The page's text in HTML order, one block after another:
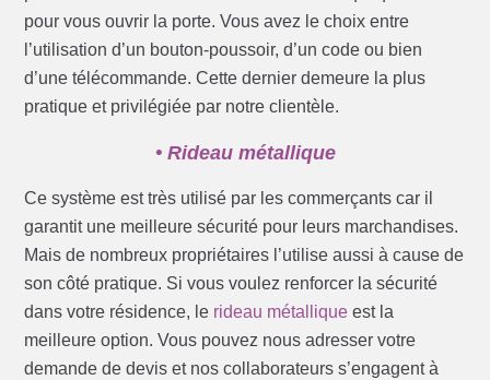
pour vous ouvrir la porte. Vous avez le choix entre
l’utilisation d’un bouton-poussoir, d’un code ou bien
d’une télécommande. Cette dernier demeure la plus
pratique et privilégiée par notre clientèle.
• Rideau métallique
Ce système est très utilisé par les commerçants car il
garantit une meilleure sécurité pour leurs marchandises.
Mais de nombreux propriétaires l’utilise aussi à cause de
son côté pratique. Si vous voulez renforcer la sécurité
dans votre résidence, le rideau métallique est la
meilleure option. Vous pouvez nous adresser votre
demande de devis et nos collaborateurs s’engagent à